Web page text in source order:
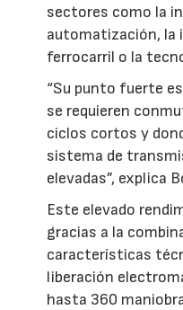
sectores como la
automatización, la
ferrocarril o la
“Su punto fuerte
se requieren
ciclos cortos y
sistema de
elevadas”, explica
Este elevado
gracias a la
características
liberación
hasta 360